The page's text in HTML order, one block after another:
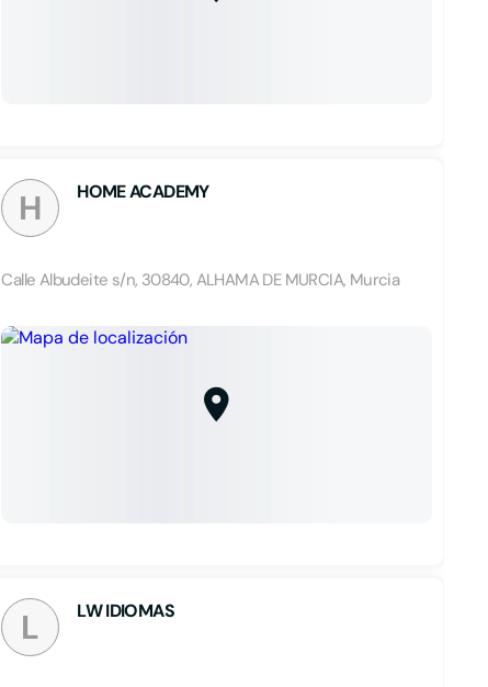
H HOME ACADEMY
Calle Albudeite s/n, 30840, ALHAMA DE MURCIA, Murcia
L LW IDIOMAS